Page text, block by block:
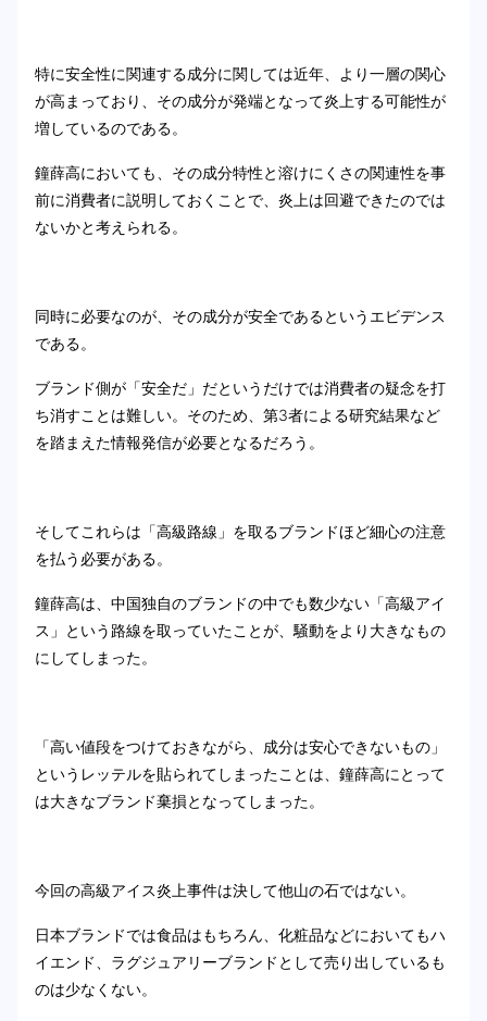
特に安全性に関連する成分に関しては近年、より一層の関心
が高まっており、その成分が発端となって炎上する可能性が
増しているのである。
鐘薛高においても、その成分特性と溶けにくさの関連性を事
前に消費者に説明しておくことで、炎上は回避できたのでは
ないかと考えられる。
同時に必要なのが、その成分が安全であるというエビデンス
である。
ブランド側が「安全だ」だというだけでは消費者の疑念を打
ち消すことは難しい。そのため、第3者による研究結果など
を踏まえた情報発信が必要となるだろう。
そしてこれらは「高級路線」を取るブランドほど細心の注意
を払う必要がある。
鐘薛高は、中国独自のブランドの中でも数少ない「高級アイ
ス」という路線を取っていたことが、騒動をより大きなもの
にしてしまった。
「高い値段をつけておきながら、成分は安心できないもの」
というレッテルを貼られてしまったことは、鐘薛高にとって
は大きなブランド棄損となってしまった。
今回の高級アイス炎上事件は決して他山の石ではない。
日本ブランドでは食品はもちろん、化粧品などにおいてもハ
イエンド、ラグジュアリーブランドとして売り出しているも
のは少なくない。